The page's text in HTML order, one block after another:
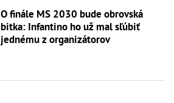
O finále MS 2030 bude obrovská
bitka: Infantino ho už mal sľúbiť
jednému z organizátorov